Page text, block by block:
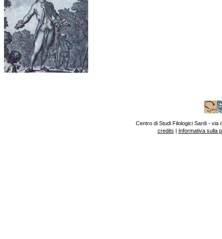
Centro di Studi Filologici Sardi - via
credits | Informativa sulla